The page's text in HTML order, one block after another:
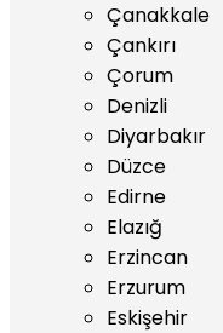
Çanakkale
Çankırı
Çorum
Denizli
Diyarbakır
Düzce
Edirne
Elazığ
Erzincan
Erzurum
Eskişehir